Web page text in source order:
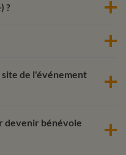
?
de l'événement
devenir bénévole